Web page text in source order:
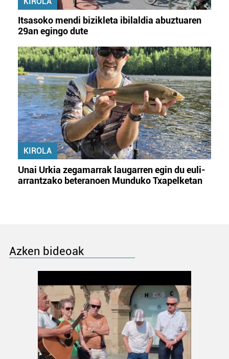
Itsasoko mendi bizikleta ibilaldia abuztuaren
29an egingo dute
KIROLA
Unai Urkia zegamarrak laugarren egin du euli-
arrantzako beteranoen Munduko Txapelketan
Azken bideoak